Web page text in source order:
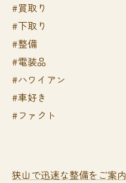
#買取り
#下取り
#整備
#電装品
#ハワイアン
#車好き
#ファクト
狭山で迅速な整備をご案内